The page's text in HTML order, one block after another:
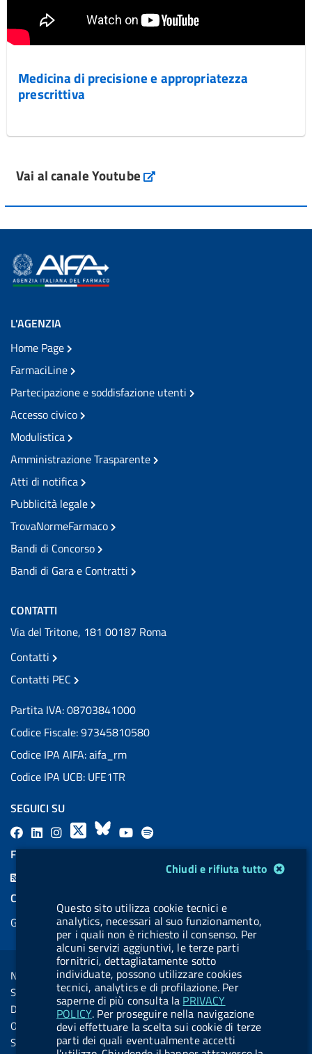
Medicina di precisione e appropriatezza
prescrittiva
Vai al canale Youtube
Chiudi e rifiuta tutto
Questo sito utilizza cookie tecnici e
analytics, necessari al suo funzionamento,
per i quali non è richiesto il consenso. Per
alcuni servizi aggiuntivi, le terze parti
fornitrici, dettagliatamente sotto
individuate, possono utilizzare cookies
tecnici, analytics e di profilazione. Per
saperne di più consulta la PRIVACY
POLICY. Per proseguire nella navigazione
devi effettuare la scelta sui cookie di terze
parti dei quali eventualmente accetti
L'AGENZIA
Home Page
FarmaciLine
Partecipazione e soddisfazione utenti
Accesso civico
Modulistica
Amministrazione Trasparente
Atti di notifica
Pubblicità legale
TrovaNormeFarmaco
Bandi di Concorso
Bandi di Gara e Contratti
CONTATTI
Via del Tritone, 181 00187 Roma
Contatti
Contatti PEC
Partita IVA: 08703841000
Codice Fiscale: 97345810580
Codice IPA AIFA: aifa_rm
Codice IPA UCB: UFE1TR
SEGUICI SU
F
a
L
i
a
l
.
b
u
t
t
o
n
X
B
l
s
k
y
Y
o
u
b
e
l
a
l
.
b
u
t
t
o
n
FEED RSS
COOKIES
Gestione cookie
Sezione Link Utili
Note legali
Social Media Policy
Dichiarazione di accessibilità
Obiettivi di accessibilità
Statistiche sito